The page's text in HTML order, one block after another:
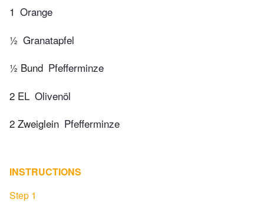
1 Orange
½ Granatapfel
½ Bund Pfefferminze
2 EL Olivenöl
2 Zweiglein Pfefferminze
INSTRUCTIONS
Step 1